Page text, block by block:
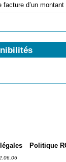
facture d’un
Politique